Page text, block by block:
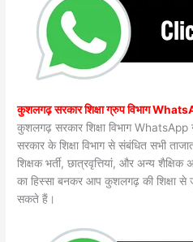
कुशलगढ़ सरकार शिक्षा ग्रुप विभाग
कुशलगढ़ सरकार शिक्षा विभाग
सरकार के शिक्षा विभाग से संबंधित सभी
शिक्षक भर्ती, छात्रवृत्तियां, और अन्य
का हिस्सा बनकर आप कुशलगढ़ की शिक्षा से
सकते हैं।